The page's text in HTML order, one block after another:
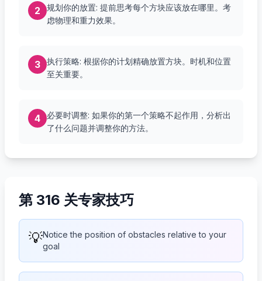
2
规划你的放置: 提前思考每个方块应该放在哪里。考
虑物理和重力效果。
3
执行策略: 根据你的计划精确放置方块。时机和位置
至关重要。
4
必要时调整: 如果你的第一个策略不起作用，分析出
了什么问题并调整你的方法。
第 316 关专家技巧
💡Notice the position of obstacles relative to your
goal